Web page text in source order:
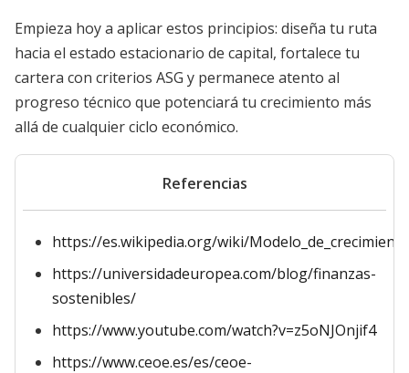
Empieza hoy a aplicar estos principios: diseña tu ruta
hacia el estado estacionario de capital, fortalece tu
cartera con criterios ASG y permanece atento al
progreso técnico que potenciará tu crecimiento más
allá de cualquier ciclo económico.
Referencias
https://es.wikipedia.org/wiki/
https://universidadeuropea.com/blog/finanzas-
sostenibles/
https://www.youtube.com/watch?v=z5oNJOnjif4
https://www.ceoe.es/es/ceoe-